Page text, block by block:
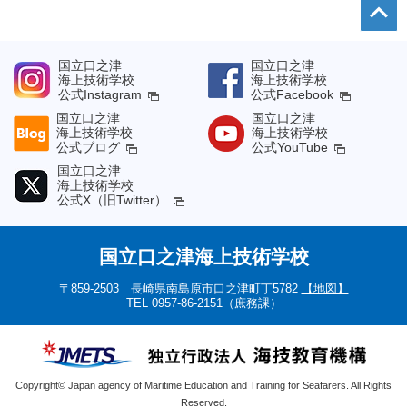
国立口之津
海上技術学校
公式Instagram
国立口之津
海上技術学校
公式Facebook
国立口之津
海上技術学校
公式ブログ
国立口之津
海上技術学校
公式YouTube
国立口之津
海上技術学校
公式X（旧Twitter）
国立口之津海上技術学校
〒859-2503 長崎県南島原市口之津町丁5782
【地図】
TEL 0957-86-2151（庶務課）
Copyright© Japan agency of Maritime Education and Training for Seafarers. All Rights
Reserved.